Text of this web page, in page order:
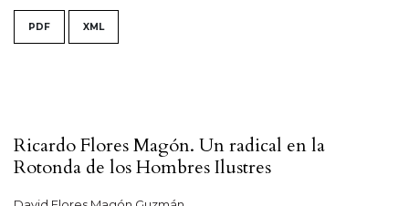
PDF XML
Ricardo Flores Magón. Un radical en la
Rotonda de los Hombres Ilustres